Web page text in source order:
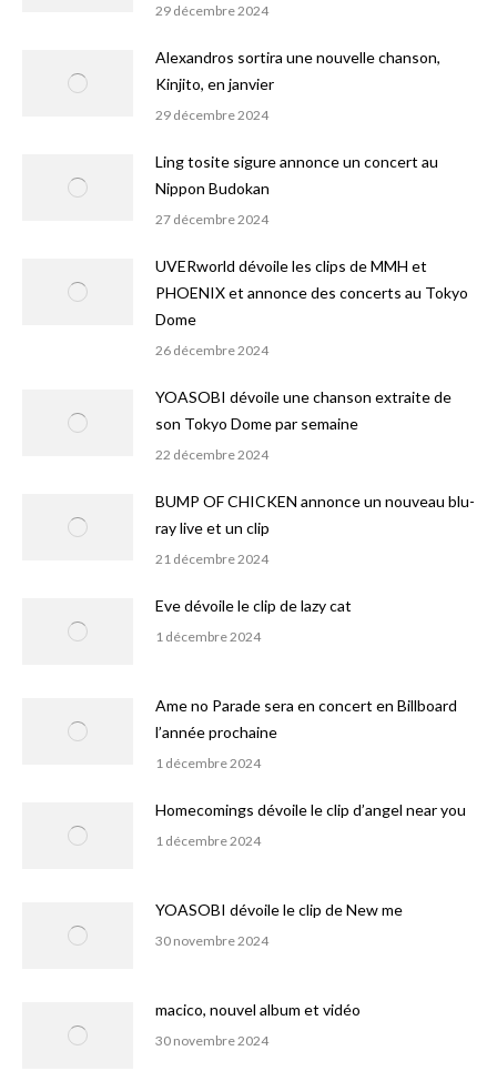
29 décembre 2024
Alexandros sortira une nouvelle chanson,
Kinjito, en janvier
29 décembre 2024
Ling tosite sigure annonce un concert au
Nippon Budokan
27 décembre 2024
UVERworld dévoile les clips de MMH et
PHOENIX et annonce des concerts au Tokyo
Dome
26 décembre 2024
YOASOBI dévoile une chanson extraite de
son Tokyo Dome par semaine
22 décembre 2024
BUMP OF CHICKEN annonce un nouveau blu-
ray live et un clip
21 décembre 2024
Eve dévoile le clip de lazy cat
1 décembre 2024
Ame no Parade sera en concert en Billboard
l’année prochaine
1 décembre 2024
Homecomings dévoile le clip d’angel near you
1 décembre 2024
YOASOBI dévoile le clip de New me
30 novembre 2024
macico, nouvel album et vidéo
30 novembre 2024